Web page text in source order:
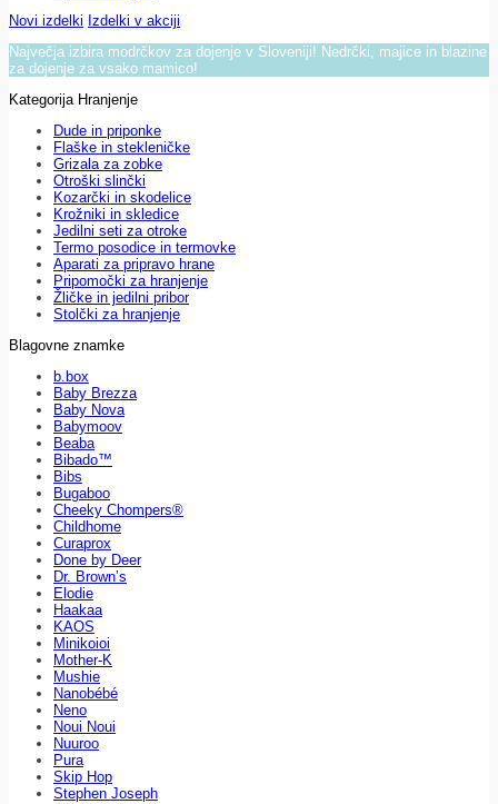
Novi izdelki Izdelki v akciji
Največja izbira modrčkov za dojenje v Sloveniji! Nedrčki, majice in blazine
za dojenje za vsako mamico!
Kategorija Hranjenje
Dude in priponke
Flaške in stekleničke
Grizala za zobke
Otroški slinčki
Kozarčki in skodelice
Krožniki in skledice
Jedilni seti za otroke
Termo posodice in termovke
Aparati za pripravo hrane
Pripomočki za hranjenje
Žličke in jedilni pribor
Stolčki za hranjenje
Blagovne znamke
b.box
Baby Brezza
Baby Nova
Babymoov
Beaba
Bibado™
Bibs
Bugaboo
Cheeky Chompers®
Childhome
Curaprox
Done by Deer
Dr. Brown’s
Elodie
Haakaa
KAOS
Minikoioi
Mother-K
Mushie
Nanobébé
Neno
Noui Noui
Nuuroo
Pura
Skip Hop
Stephen Joseph